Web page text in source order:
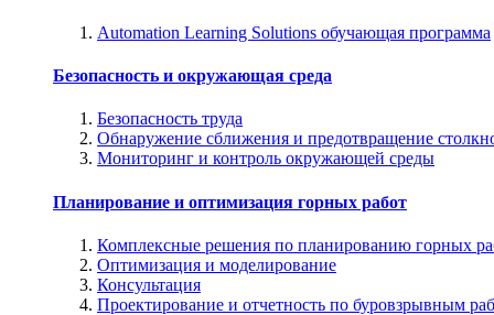
Automation Learning Solutions обучающая программа
Безопасность и окружающая среда
Безопасность труда
Обнаружение сближения и предотвращение
Мониторинг и контроль окружающей среды
Планирование и оптимизация горных работ
Комплексные решения по планированию горных
Оптимизация и моделирование
Консультация
Проектирование и отчетность по буровзрывным